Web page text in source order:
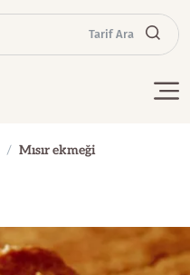
Tarif Ara
Mısır ekmeği